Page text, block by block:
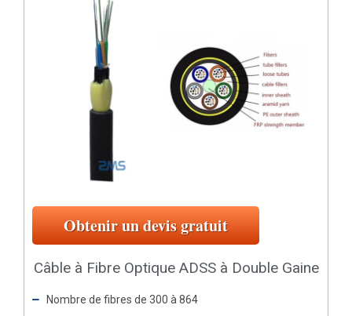
Obtenir un devis gratuit
Câble à Fibre Optique ADSS à Double Gaine
Nombre de fibres de 300 à 864